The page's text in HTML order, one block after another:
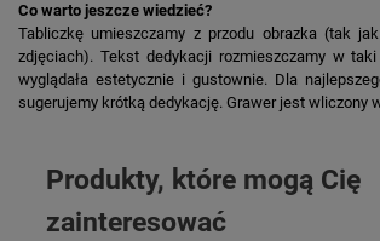
Co warto jeszcze wiedzieć?
Tabliczkę umieszczamy z przodu obrazka (tak
zdjęciach). Tekst dedykacji rozmieszczamy w
wyglądała estetycznie i gustownie. Dla
sugerujemy krótką dedykację. Grawer jest wliczony
Produkty, które mogą Cię
zainteresować